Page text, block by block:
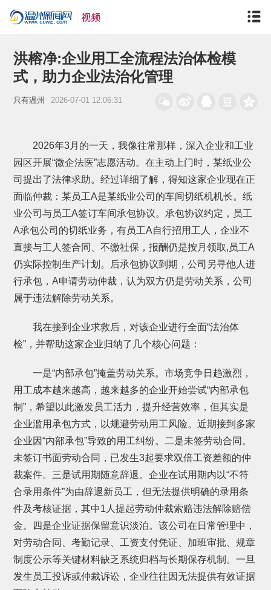
洪榕净:企业用工全流程法治体检模
式，助力企业法治化管理
只有温州 2026-07-01 12:06:31
2026年3月的一天，我像往常那样，深入企业和工业
园区开展“微企法医”志愿活动。在主动上门时，某纸业公
司提出了法律求助。经过详细了解，得知这家企业现在正
面临仲裁：某员工A是某纸业公司的车间切纸机机长。纸
业公司与员工A签订车间承包协议。承包协议约定，员工
A承包公司的切纸业务，有员工A自行招用工人，企业不
直接与工人签合同、不缴社保，报酬仍是按月领取,员工A
仍实际控制生产计划。后承包协议到期，公司另寻他人进
行承包，A申请劳动仲裁，认为双方仍是劳动关系，公司
属于违法解除劳动关系。
我在接到企业求救后，对该企业进行全面“法治体
检”，并帮助这家企业归纳了几个核心问题：
一是“内部承包”掩盖劳动关系。市场竞争日趋激烈，
用工成本越来越高，越来越多的企业开始尝试“内部承包
制”，希望以此激发员工活力，提升经营效率，但其实是
企业滥用承包方式，以规避劳动用工风险。近期接到多家
企业因“内部承包”导致的用工纠纷。二是未签劳动合同。
未签订书面劳动合同，已发生3起要求双倍工资差额的仲
裁案件。三是试用期随意辞退。企业在试用期内以“不符
合录用条件”为由辞退新员工，但无法提供明确的录用条
件及考核证据，其中1人提起劳动仲裁索赔违法解除赔偿
金。四是企业证据保留意识淡泊。该公司在日常管理中，
对劳动合同、考勤记录、工资支付凭证、加班审批、规章
制度公示等关键材料缺乏系统归档与长期保存机制。一旦
发生员工投诉或仲裁诉讼，企业往往因无法提供有效证据